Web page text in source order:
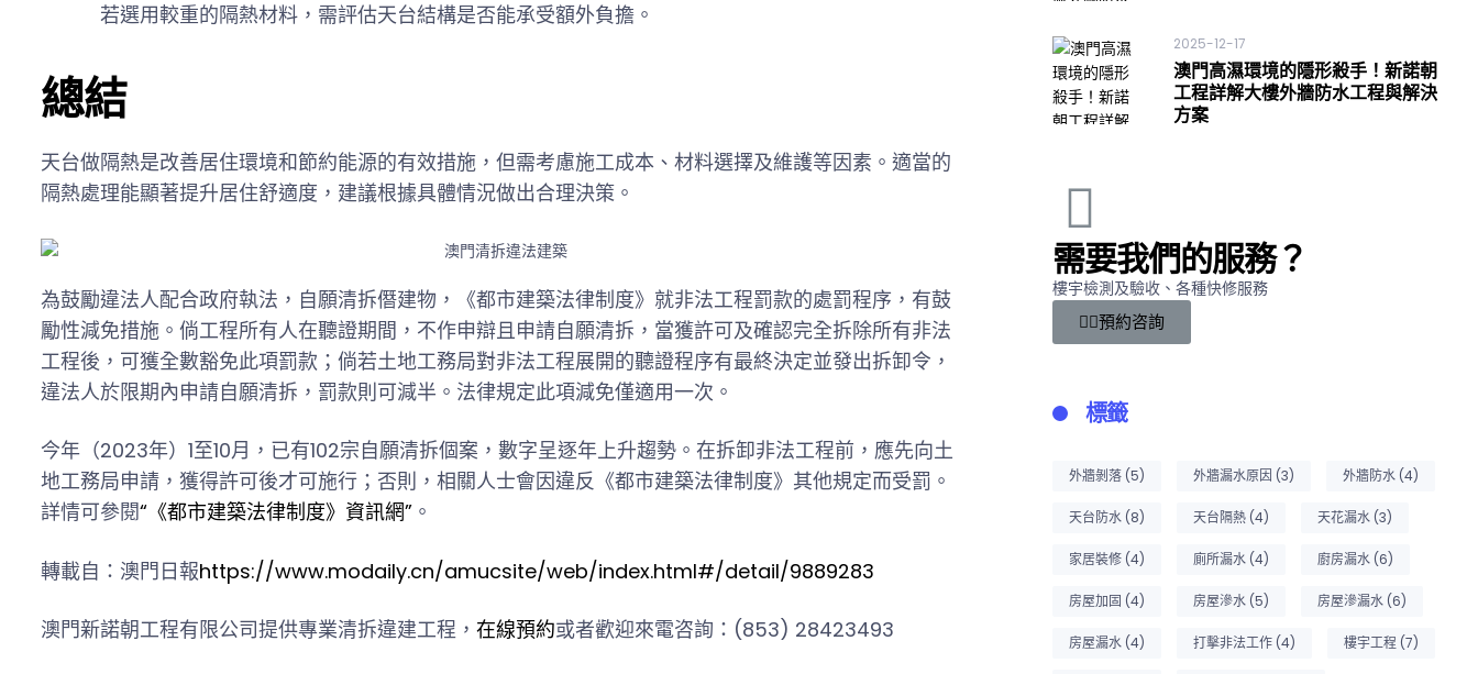
若選用較重的隔熱材料，需評估天台結構是否能承受額外負擔。
總結
天台做隔熱是改善居住環境和節約能源的有效措施，但需考慮施工成本、材料選擇及維護等因素。適當的
隔熱處理能顯著提升居住舒適度，建議根據具體情況做出合理決策。
為鼓勵違法人配合政府執法，自願清拆僭建物，《都市建築法律制度》就非法工程罰款的處罰程序，有鼓
勵性減免措施。倘工程所有人在聽證期間，不作申辯且申請自願清拆，當獲許可及確認完全拆除所有非法
工程後，可獲全數豁免此項罰款；倘若土地工務局對非法工程展開的聽證程序有最終決定並發出拆卸令，
違法人於限期內申請自願清拆，罰款則可減半。法律規定此項減免僅適用一次。
今年（2023年）1至10月，已有102宗自願清拆個案，數字呈逐年上升趨勢。在拆卸非法工程前，應先向土
地工務局申請，獲得許可後才可施行；否則，相關人士會因違反《都市建築法律制度》其他規定而受罰。
詳情可參閱“《都市建築法律制度》資訊網” 。
轉載自：澳門日報https://www.modaily.cn/amucsite/web/index.html#/detail/9889283
澳門新諾朝工程有限公司提供專業清拆違建工程， 在線預約或者歡迎來電咨詢：(853) 28423493
2025-12-17
澳門高濕環境的隱形殺手！新諾朝
工程詳解大樓外牆防水工程與解決
方案
需要我們的服務？
樓宇檢測及驗收、各種快修服務
預約咨詢
標籤
外牆剝落 (5) 外牆漏水原因 (3) 外牆防水 (4)
天台防水 (8) 天台隔熱 (4) 天花漏水 (3)
家居裝修 (4) 廁所漏水 (4) 廚房漏水 (6)
房屋加固 (4) 房屋滲水 (5) 房屋滲漏水 (6)
房屋漏水 (4) 打擊非法工作 (4) 樓宇工程 (7)